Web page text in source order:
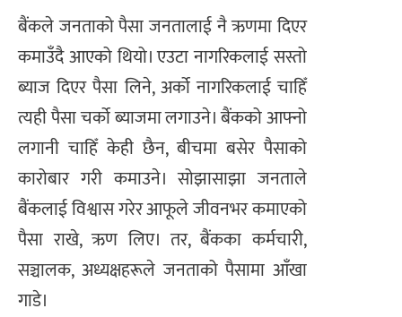
बैंकले जनताको पैसा जनतालाई नै ऋणमा दिएर
कमाउँदै आएको थियो। एउटा नागरिकलाई सस्तो
ब्याज दिएर पैसा लिने, अर्को नागरिकलाई चाहिँ
त्यही पैसा चर्को ब्याजमा लगाउने। बैंकको आफ्नो
लगानी चाहिँ केही छैन, बीचमा बसेर पैसाको
कारोबार गरी कमाउने। सोझासाझा जनताले
बैंकलाई विश्वास गरेर आफूले जीवनभर कमाएको
पैसा राखे, ऋण लिए। तर, बैंकका कर्मचारी,
सञ्चालक, अध्यक्षहरूले जनताको पैसामा आँखा
गाडे।